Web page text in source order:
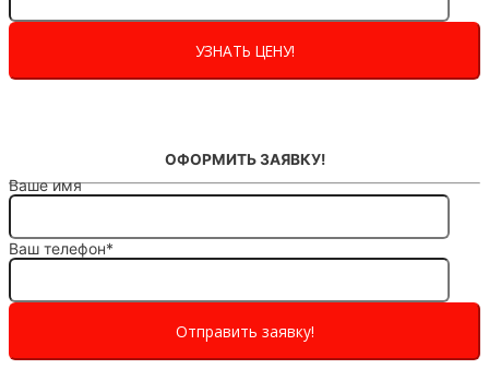
ОФОРМИТЬ ЗАЯВКУ!
Ваше имя
Ваш телефон*